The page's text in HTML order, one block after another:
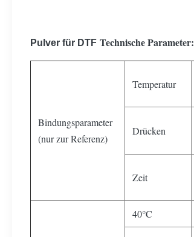
Pulver für DTF Technische Parameter:
Bindungsparameter
(nur zur Referenz)
Temperatur
Drücken
Zeit
40°C